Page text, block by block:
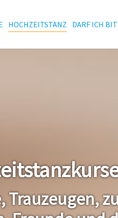
HOCHZEITSTANZ (CURRENT)
DARF ICH
Trauzeugen,